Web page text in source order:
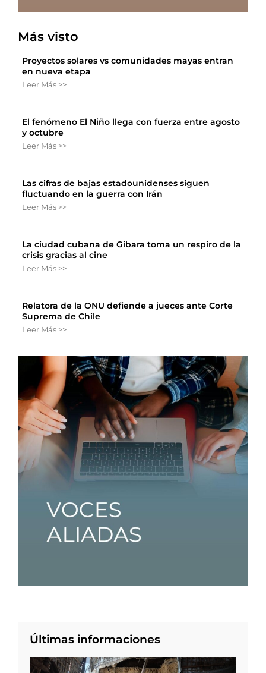
Más visto
Proyectos solares vs comunidades mayas entran
en nueva etapa
Leer Más >>
El fenómeno El Niño llega con fuerza entre agosto
y octubre
Leer Más >>
Las cifras de bajas estadounidenses siguen
fluctuando en la guerra con Irán
Leer Más >>
La ciudad cubana de Gibara toma un respiro de la
crisis gracias al cine
Leer Más >>
Relatora de la ONU defiende a jueces ante Corte
Suprema de Chile
Leer Más >>
Últimas informaciones